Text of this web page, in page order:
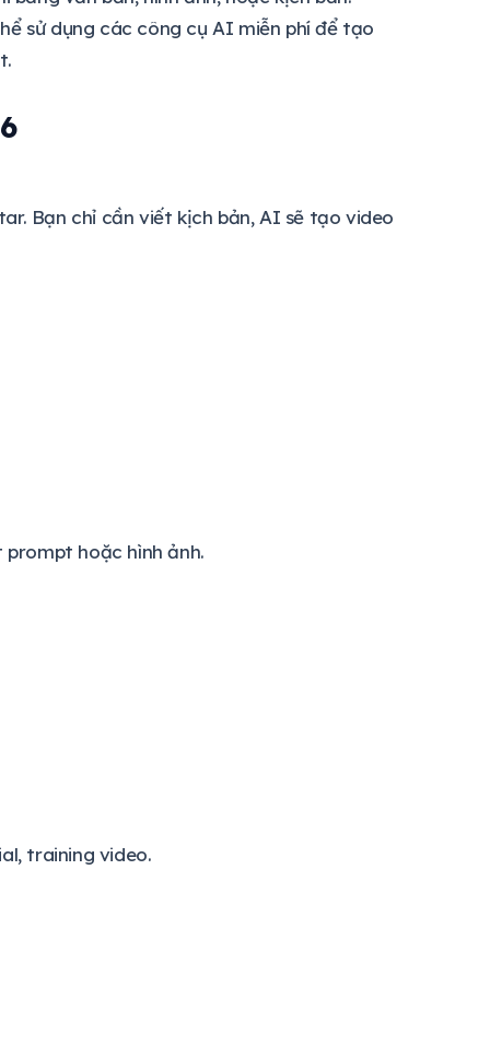
sử dụng các công cụ AI miễn phí để tạo
Bạn chỉ cần viết kịch bản, AI sẽ tạo video
hoặc hình ảnh.
training video.